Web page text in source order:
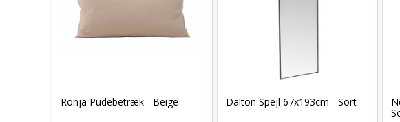
Ronja Pudebetræk - Beige Dalton Spejl 67x193cm - Sort